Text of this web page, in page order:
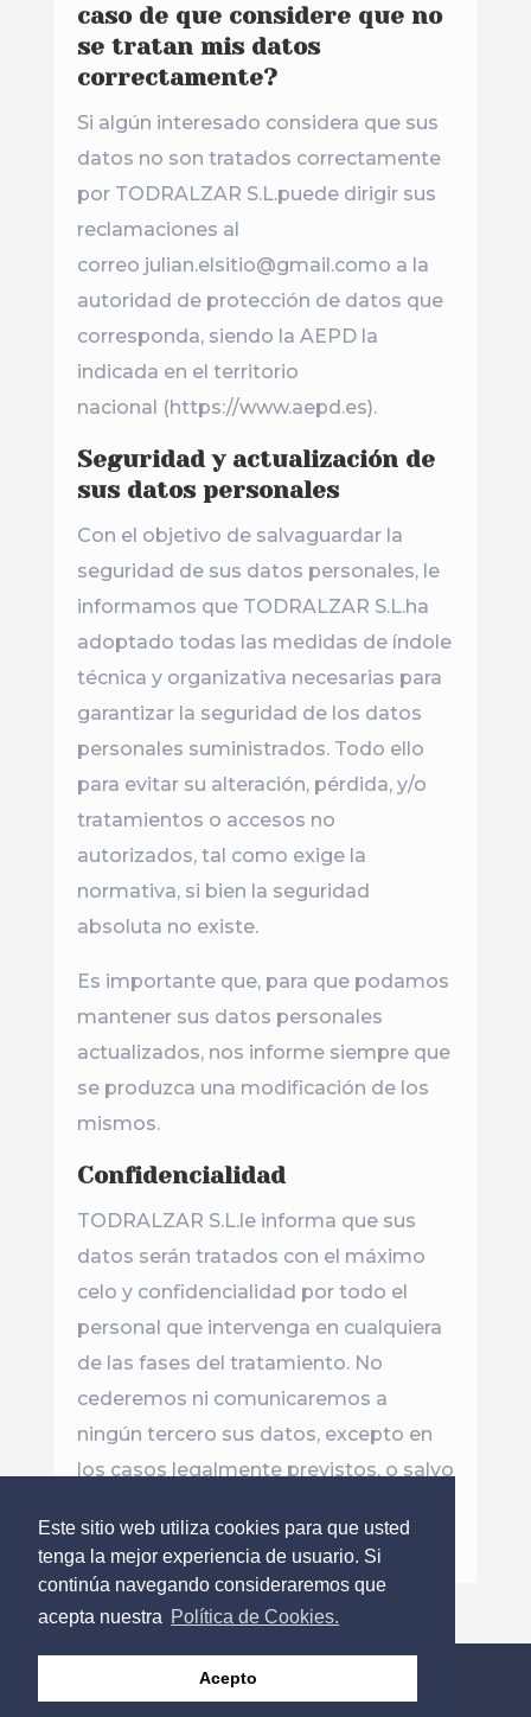
Este sitio web utiliza cookies para que usted
tenga la mejor experiencia de usuario. Si
continúa navegando consideraremos que
acepta nuestra Política de Cookies.
Acepto
caso de que considere que no
se tratan mis datos
correctamente?
Si algún interesado considera que sus
datos no son tratados correctamente
por TODRALZAR S.L.puede dirigir sus
reclamaciones al
correo julian.elsitio@gmail.como a la
autoridad de protección de datos que
corresponda, siendo la AEPD la
indicada en el territorio
nacional (https://www.aepd.es).
Seguridad y actualización de
sus datos personales
Con el objetivo de salvaguardar la
seguridad de sus datos personales, le
informamos que TODRALZAR S.L.ha
adoptado todas las medidas de índole
técnica y organizativa necesarias para
garantizar la seguridad de los datos
personales suministrados. Todo ello
para evitar su alteración, pérdida, y/o
tratamientos o accesos no
autorizados, tal como exige la
normativa, si bien la seguridad
absoluta no existe.
Es importante que, para que podamos
mantener sus datos personales
actualizados, nos informe siempre que
se produzca una modificación de los
mismos.
Confidencialidad
TODRALZAR S.L.le informa que sus
datos serán tratados con el máximo
celo y confidencialidad por todo el
personal que intervenga en cualquiera
de las fases del tratamiento. No
cederemos ni comunicaremos a
ningún tercero sus datos, excepto en
los casos legalmente previstos, o salvo
autorizado expresamente.
Política Privacidad
Condiciones de Uso